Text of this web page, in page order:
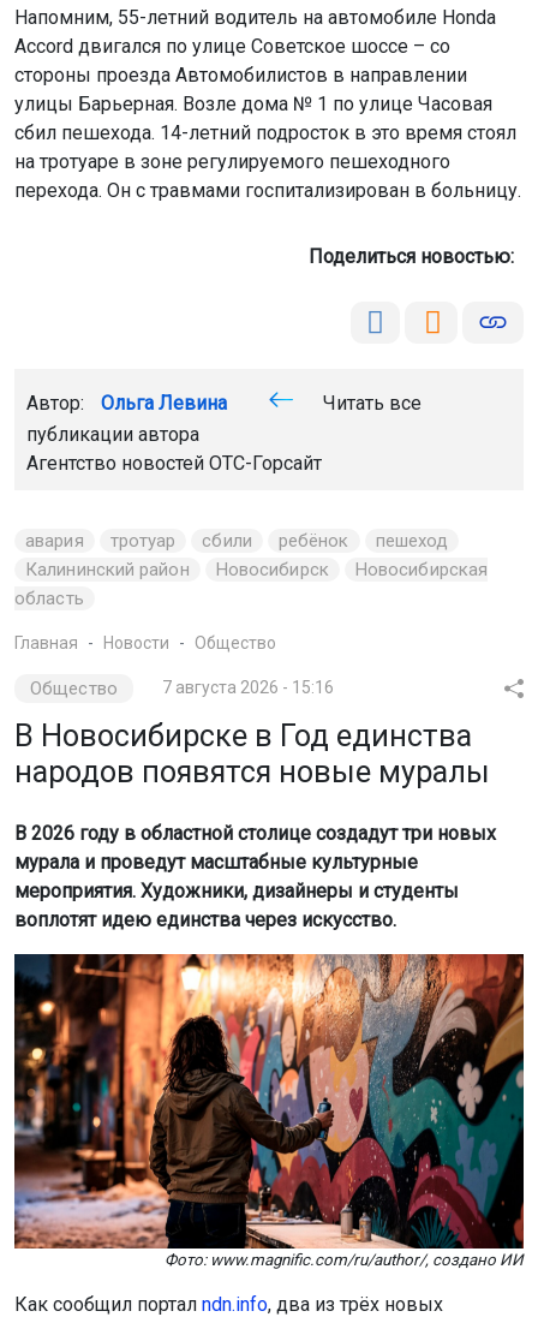
Напомним, 55-летний водитель на автомобиле Honda
Accord двигался по улице Советское шоссе – со
стороны проезда Автомобилистов в направлении
улицы Барьерная. Возле дома № 1 по улице Часовая
сбил пешехода. 14-летний подросток в это время стоял
на тротуаре в зоне регулируемого пешеходного
перехода. Он с травмами госпитализирован в больницу.
Поделиться новостью:
Автор: Ольга Левина
Читать все
публикации автора
Агентство новостей ОТС-Горсайт
авария тротуар сбили ребёнок
пешеход
Калининский район
Новосибирск
Новосибирская
область
Главная Новости Общество
Общество 7 августа 2026 - 15:16
В Новосибирске в Год единства
народов появятся новые муралы
В 2026 году в областной столице создадут три новых
мурала и проведут масштабные культурные
мероприятия. Художники, дизайнеры и студенты
воплотят идею единства через искусство.
Фото: www.magnific.com/ru/author/, создано ИИ
Как сообщил портал ndn.info, два из трёх новых